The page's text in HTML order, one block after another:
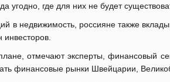
угодно, где для них не будет
в недвижимость, россияне также
отмечают эксперты, финансовый
финансовые рынки Швейцарии,